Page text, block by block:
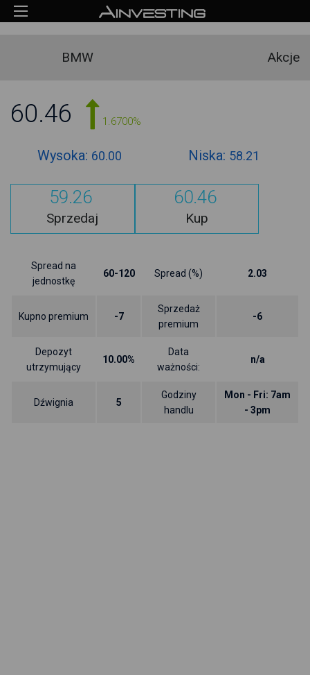
BMW Akcje
60.46 1.6700%
Wysoka: 60.00 Niska: 58.21
59.26
Sprzedaj
60.46
Kup
Spread na
jednostkę
60-120 Spread (%) 2.03
Kupno premium -7
Sprzedaż
premium
-6
Depozyt
utrzymujący
10.00%
Data
ważności:
n/a
Dźwignia 5
Godziny
handlu
Mon - Fri: 7am
- 3pm